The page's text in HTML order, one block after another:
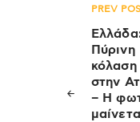
PREV
Πύρινη
κόλαση
στην
– Η